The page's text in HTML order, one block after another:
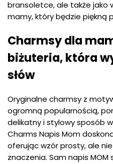
bransoletce, ale także jako
mamy, który będzie piękną
Charmsy dla
biżuteria, która
słów
Oryginalne charmsy z
ogromną popularnością,
delikatny i stylowy sposób
Charms Napis Mom
oferując wzór prosty, ale
znaczenia. Sam napis